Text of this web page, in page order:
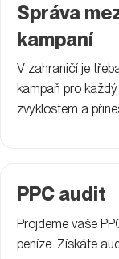
Správa
kampaní
V zahraničí je
kampaň pro
zvyklostem a
PPC audit
Projdeme vaše
peníze. Získáte